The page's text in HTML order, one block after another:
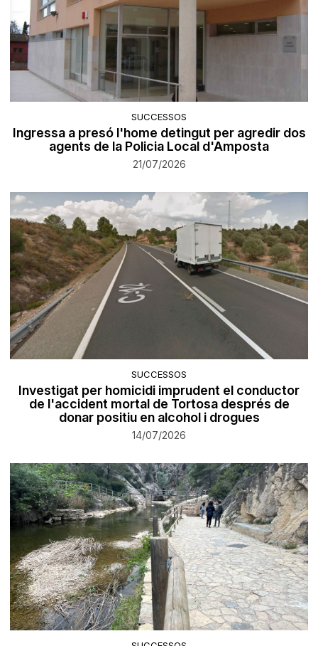
SUCCESSOS
Ingressa a presó l'home detingut per agredir dos
agents de la Policia Local d'Amposta
21/07/2026
SUCCESSOS
Investigat per homicidi imprudent el conductor
de l'accident mortal de Tortosa després de
donar positiu en alcohol i drogues
14/07/2026